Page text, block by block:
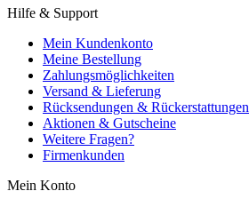
Hilfe & Support
Mein Kundenkonto
Meine Bestellung
Zahlungsmöglichkeiten
Versand & Lieferung
Rücksendungen & Rückerstattungen
Aktionen & Gutscheine
Weitere Fragen?
Firmenkunden
Mein Konto